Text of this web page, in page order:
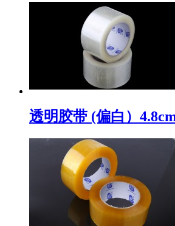
透明胶带 (偏白）